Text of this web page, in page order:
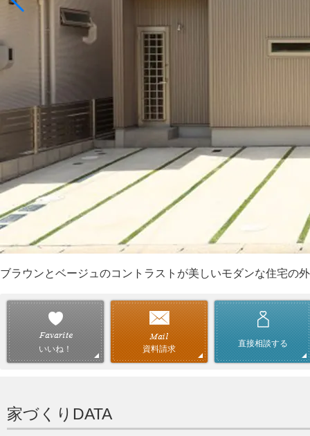
ブラウンとベージュのコントラストが美しいモダンな住宅の
いいね！ 資料請求
直接相談する
家づくりDATA